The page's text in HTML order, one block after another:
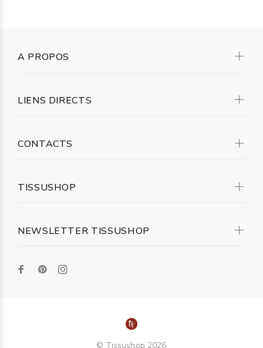
NEWSLETTER TISSUSHOP
A PROPOS
LIENS DIRECTS
CONTACTS
TISSUSHOP
© Tissushop 2026